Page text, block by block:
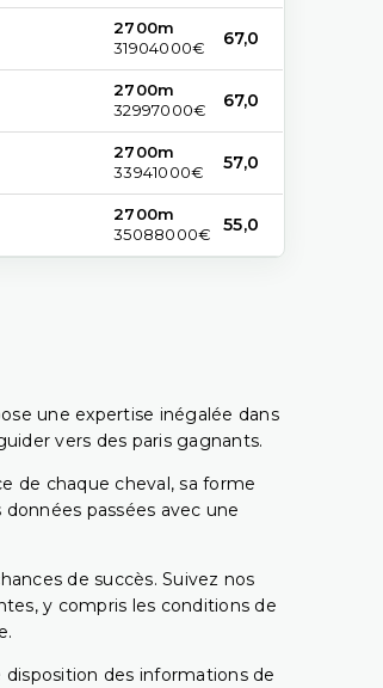
2700m
31904000€
67,0
2700m
32997000€
67,0
2700m
33941000€
57,0
2700m
35088000€
55,0
une expertise inégalée dans
vers des paris gagnants.
de chaque cheval, sa forme
passées avec une
de succès. Suivez nos
y compris les conditions de
des informations de